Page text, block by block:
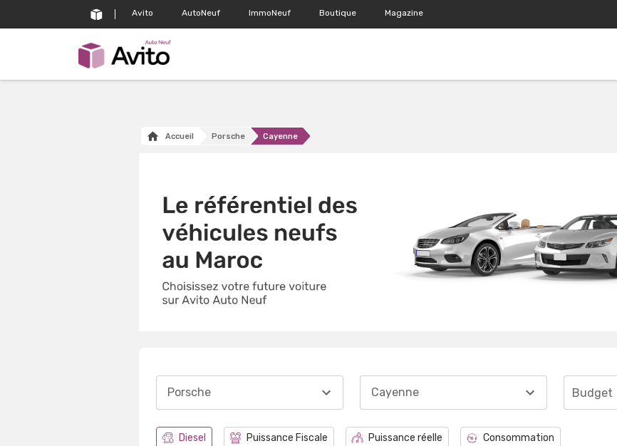
Avito AutoNeuf ImmoNeuf Boutique Magazine
Accueil Porsche Cayenne
Porsche Cayenne Budget
Diesel Puissance Fiscale Puissance réelle Consommation